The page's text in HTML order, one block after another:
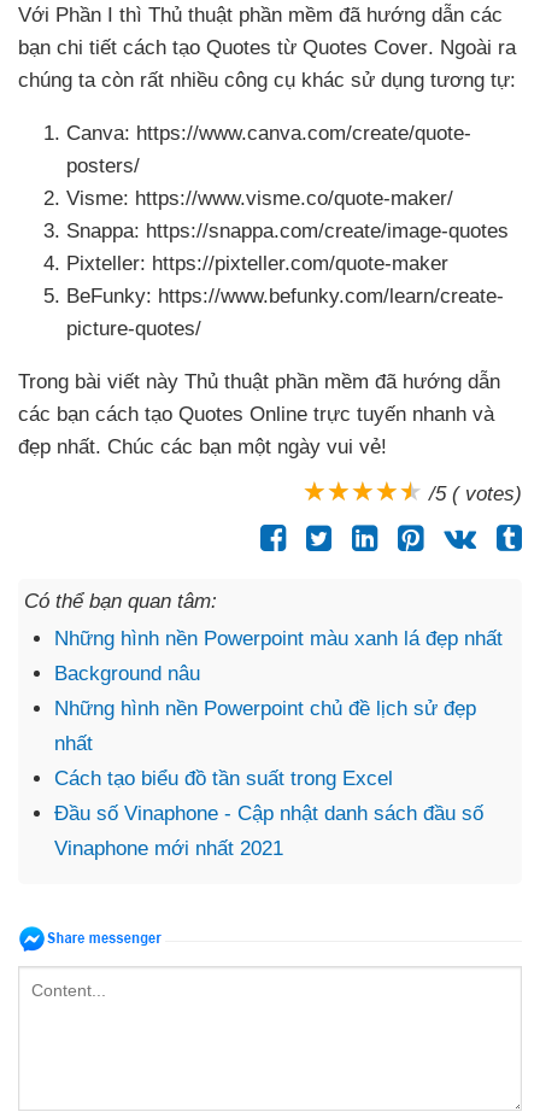
Với Phần I thì Thủ thuật phần mềm đã hướng dẫn các
bạn chi tiết cách tạo Quotes từ Quotes Cover. Ngoài ra
chúng ta còn rất nhiều công cụ khác sử dụng tương tự:
Canva: https://www.canva.com/create/quote-
posters/
Visme: https://www.visme.co/quote-maker/
Snappa: https://snappa.com/create/image-quotes
Pixteller: https://pixteller.com/quote-maker
BeFunky: https://www.befunky.com/learn/create-
picture-quotes/
Trong bài viết này Thủ thuật phần mềm đã hướng dẫn
các bạn cách tạo Quotes Online trực tuyến nhanh và
đẹp nhất. Chúc các bạn một ngày vui vẻ!
/5 ( votes)
Có thể bạn quan tâm:
Những hình nền Powerpoint màu xanh lá đẹp nhất
Background nâu
Những hình nền Powerpoint chủ đề lịch sử đẹp
nhất
Cách tạo biểu đồ tần suất trong Excel
Đầu số Vinaphone - Cập nhật danh sách đầu số
Vinaphone mới nhất 2021